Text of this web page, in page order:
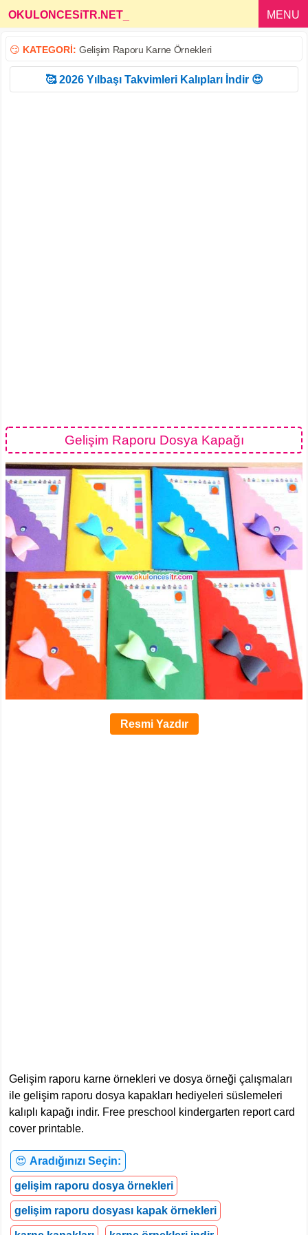
OKULONCESiTR.NET MENU
😏 KATEGORİ: Gelişim Raporu Karne Örnekleri
🥰 2026 Yılbaşı Takvimleri Kalıpları İndir 😍
Gelişim Raporu Dosya Kapağı
Resmi Yazdır
Gelişim raporu karne örnekleri ve dosya örneği çalışmaları
ile gelişim raporu dosya kapakları hediyeleri süslemeleri
kalıplı kapağı indir. Free preschool kindergarten report card
cover printable.
😍 Aradığınızı Seçin:
gelişim raporu dosya örnekleri
gelişim raporu dosyası kapak örnekleri